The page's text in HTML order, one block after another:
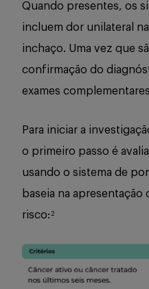
Quando presentes, os
incluem dor unilateral
inchaço. Uma vez que
confirmação do
exames
Para iniciar a
o primeiro passo é
usando o sistema de
baseia na
risco: 2